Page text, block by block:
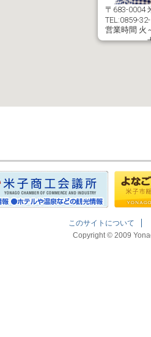
〒683-0004
TEL:0859-
営業時間
土・日曜
このサイトについて
Copyright © 2009